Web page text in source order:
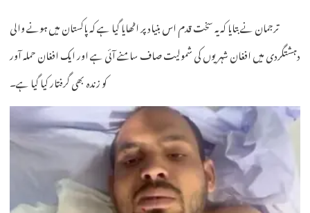
ترجمان نے بتایا کہ یہ سخت قدم اس بنیاد پر اٹھایا گیا ہے کہ پاکستان میں ہونے والی
دہشتگردی میں افغان شہریوں کی شمولیت صاف سامنے آئی ہے اور ایک افغان حملہ آور
کو زندہ بھی گرفتار کیا گیا ہے۔